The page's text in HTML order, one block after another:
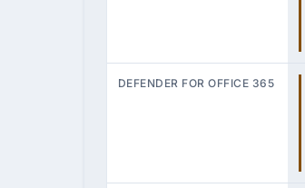
DEFENDER FOR OFFICE 365